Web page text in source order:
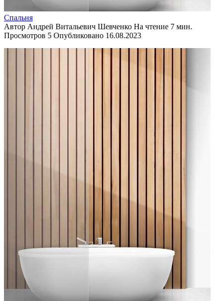
Спальня
Автор Андрей Витальевич Шевченко На чтение 7 мин.
Просмотров 5 Опубликовано 16.08.2023